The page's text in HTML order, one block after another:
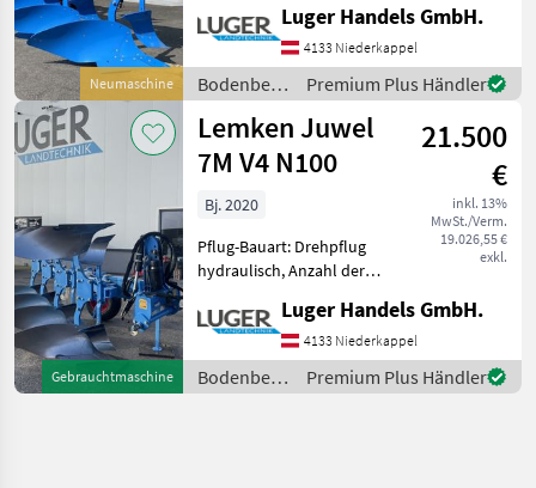
Neumaschine
Maiseinleger, Scheibensech,
Schnittbreitenverstellung,
Stützrad, Vorschäler
Lemken Pflug Ju
Luger Handels GmbH.
4133 Niederkappel
Bodenbearbeitung
/ Lemken
Premium Plus Händler
Gebrauchtmaschine
Lemken Juwel
7M V4 N100
21.500
€
inkl. 13%
MwSt./Verm.
19.026,55 €
exkl.
Bj. 2020
Pflug-Bauart: Drehpflug
hydraulisch, Anzahl der
Scheibensech, hydr.
Schnittbreitenverstellung,
Stützrad, Vorschäler
Lemken Juwel 7 MV -
Luger Handels GmbH.
4133 Niederkappel
Bodenbearbeitung
/ Lemken
Premium Plus Händler